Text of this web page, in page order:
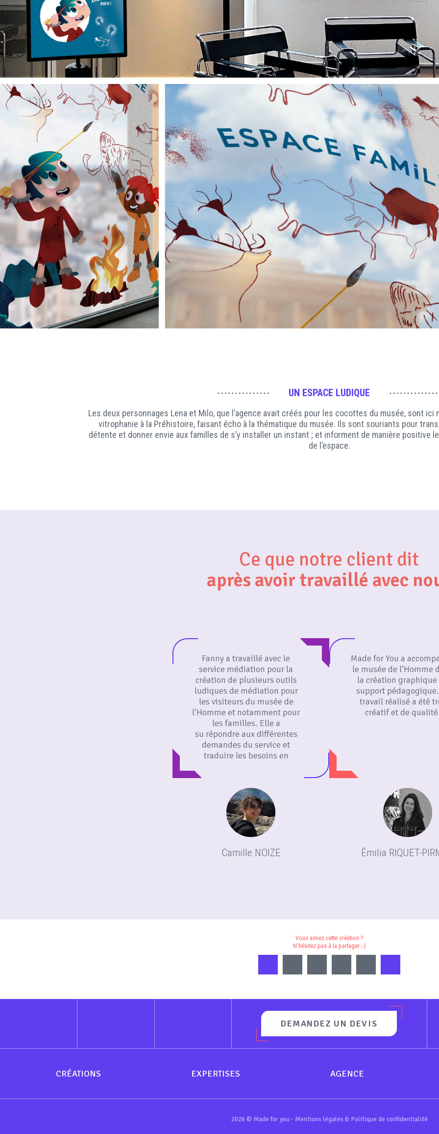
UN ESPACE LUDIQUE
Les deux personnages Lena et Milo, que l’agence avait créés pour les cocottes du musée, sont
vitrophanie à la Préhistoire, faisant écho à la thématique du musée. Ils sont souriants pour
détente et donner envie aux familles de s’y installer un instant ; et informent de manière positive
de l’espace.
Ce que notre client dit
après avoir travaillé avec
Fanny a travaillé avec le
service médiation pour la
création de plusieurs outils
ludiques de médiation pour
les visiteurs du musée de
l’Homme et notamment pour
les familles. Elle a
su répondre aux différentes
demandes du service et
traduire les besoins en
Camille NOIZE
Made for You a
le musée de l’Homme
la création graphique
support
travail réalisé a été
créatif et de
Émilia RIQUET-
Vous aimez cette création ?
N'hésitez pas à la partager ;-)
DEMANDEZ UN DEVIS
CRÉATIONS EXPERTISES AGENCE
2026 © Made for you - Mentions légales & Politique de confidentialité